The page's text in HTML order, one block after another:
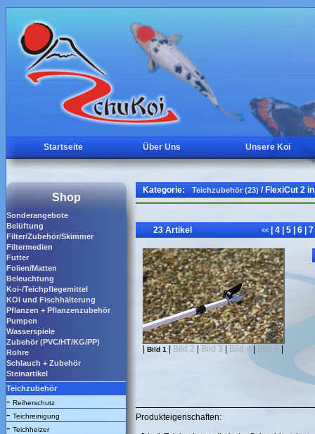
Startseite Über Uns Unsere Koi
Shop
Sonderangebote
Belüftung
Filter/Zubehör/Skimmer
Filtermedien
Futter
Folien/Matten
Beleuchtung
Koi-/Teichpflegemittel
KOI und Fischhälterung
Pflanzen + Pflanzenzubehör
Pumpen
Wasserspiele
Zubehör (PVC/HT/KG/PP)
Rohre
Schlauch + Zubehör
Steinartikel
Teichzubehör
- Reiherschutz
- Teichreinigung
- Teichheizer
Kategorie: Teichzubehör (23) / FlexiCut 2
23 Artikel << 4 5 6 7
Bild 1 Bild 2 Bild 3 Bild 4 Bild 5
Produkteigenschaften: